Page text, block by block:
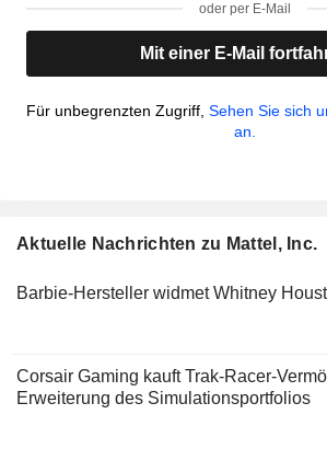
oder per E-Mail
Mit einer E-Mail
Für unbegrenzten Zugriff, Sehen Sie sich
an.
Aktuelle Nachrichten zu Mattel, Inc.
Barbie-Hersteller widmet Whitney
Corsair Gaming kauft Trak-Racer-
Erweiterung des Simulationsportfolios